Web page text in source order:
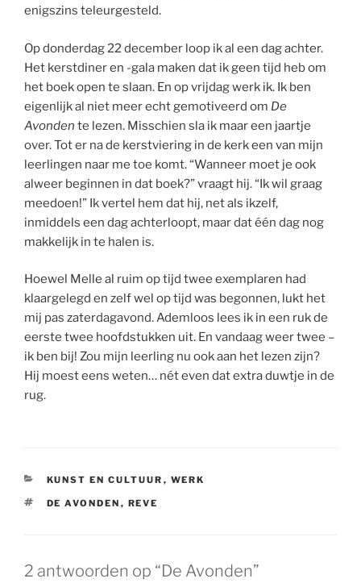
enigszins teleurgesteld.
Op donderdag 22 december loop ik al een dag achter.
Het kerstdiner en -gala maken dat ik geen tijd heb om
het boek open te slaan. En op vrijdag werk ik. Ik ben
eigenlijk al niet meer echt gemotiveerd om De
Avonden te lezen. Misschien sla ik maar een jaartje
over. Tot er na de kerstviering in de kerk een van mijn
leerlingen naar me toe komt. “Wanneer moet je ook
alweer beginnen in dat boek?” vraagt hij. “Ik wil graag
meedoen!” Ik vertel hem dat hij, net als ikzelf,
inmiddels een dag achterloopt, maar dat één dag nog
makkelijk in te halen is.
Hoewel Melle al ruim op tijd twee exemplaren had
klaargelegd en zelf wel op tijd was begonnen, lukt het
mij pas zaterdagavond. Ademloos lees ik in een ruk de
eerste twee hoofdstukken uit. En vandaag weer twee –
ik ben bij! Zou mijn leerling nu ook aan het lezen zijn?
Hij moest eens weten… nét even dat extra duwtje in de
rug.
CATEGORIEËN
KUNST EN CULTUUR , WERK
TAGS
DE AVONDEN , REVE
2 antwoorden op “De Avonden”